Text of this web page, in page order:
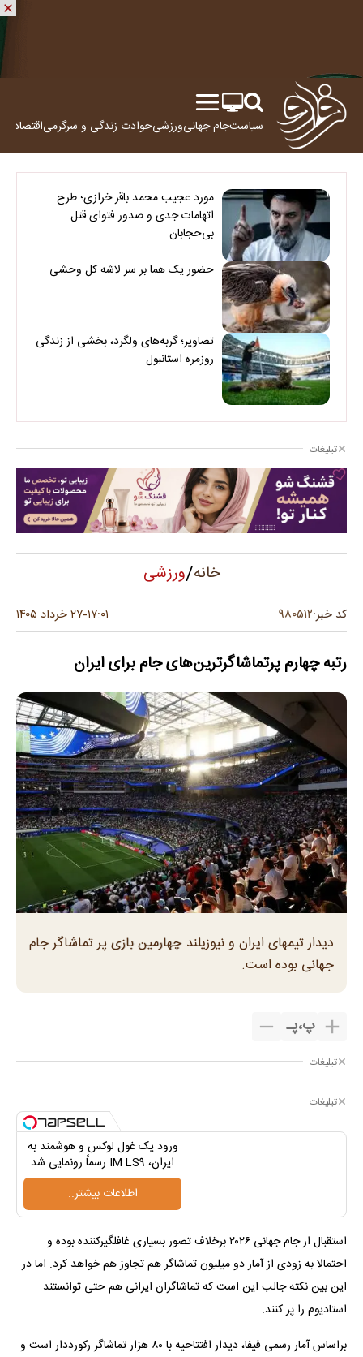
سیاستجام جهانیورزشیحوادث زندگی و سرگرمیاقتصاد
مورد عجیب محمد باقر خرازی؛ طرح
اتهامات جدی و صدور فتوای قتل
بی‌حجابان
حضور یک هما بر سر لاشه‌ کل وحشی
تصاویر؛ گربه‌های ولگرد، بخشی از زندگی
روزمره استانبول
تبلیغات
خانه/ورزشی
کد خبر:۹۸۰۵۱۲ ۱۷:۰۱-۲۷ خرداد ۱۴۰۵
رتبه چهارم پرتماشاگرترین‌های جام برای ایران
دیدار تیمهای ایران و نیوزیلند چهارمین بازی پر تماشاگر جام
جهانی بوده است.
پ،پـ
تبلیغات
تبلیغات
ورود یک غول لوکس و هوشمند به
ایران، IM LS9 رسماً رونمایی شد
اطلاعات بیشتر..
​استقبال از جام جهانی ۲۰۲۶ برخلاف تصور بسیاری غافلگیرکننده بوده و
احتمالا به زودی از آمار دو میلیون تماشاگر هم تجاوز هم خواهد کرد. اما در
این بین نکته جالب این است که تماشاگران ایرانی هم حتی توانستند
استادیوم را پر کنند.
براساس آمار رسمی فیفا، دیدار افتتاحیه با ۸۰ هزار تماشاگر رکورددار است و